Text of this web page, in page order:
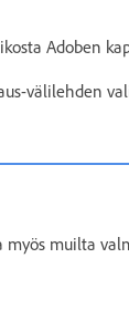
Adoben
välilehden
myös muilta